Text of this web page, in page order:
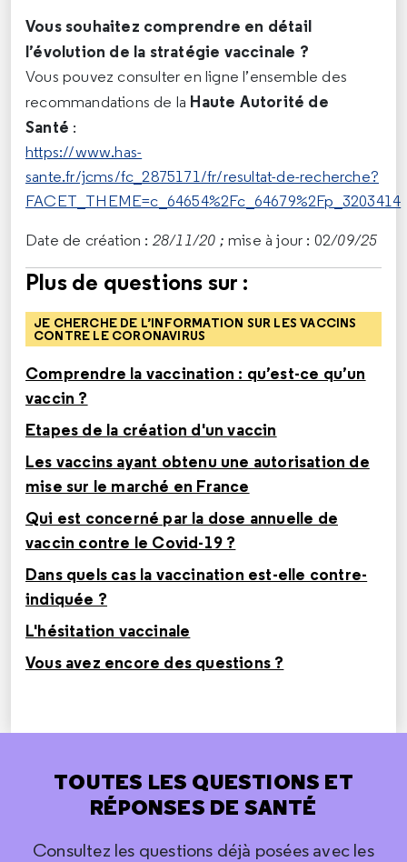
Vous souhaitez comprendre en détail
l’évolution de la stratégie vaccinale ?
Vous pouvez consulter en ligne l’ensemble des
recommandations de la Haute Autorité de
Santé :
https://www.has-
sante.fr/jcms/fc_2875171/fr/resultat-de-recherche?
FACET_THEME=c_64654%2Fc_64679%2Fp_3203414
Date de création : 28/11/20 ;mise à jour : 02/09/25
Plus de questions sur :
JE CHERCHE DE L’INFORMATION SUR LES VACCINS
CONTRE LE CORONAVIRUS
Comprendre la vaccination : qu’est-ce qu’un
vaccin ?
Etapes de la création d'un vaccin
Les vaccins ayant obtenu une autorisation de
mise sur le marché en France
Qui est concerné par la dose annuelle de
vaccin contre le Covid-19 ?
Dans quels cas la vaccination est-elle contre-
indiquée ?
L'hésitation vaccinale
Vous avez encore des questions ?
TOUTES LES QUESTIONS ET
RÉPONSES DE SANTÉ
Consultez les questions déjà posées avec les